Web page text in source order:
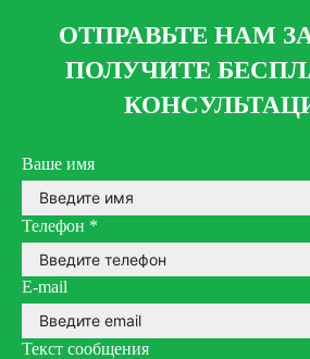
ОТПРАВЬТЕ НАМ
ПОЛУЧИТЕ
Ваше имя
Телефон *
E-mail
Текст сообщения